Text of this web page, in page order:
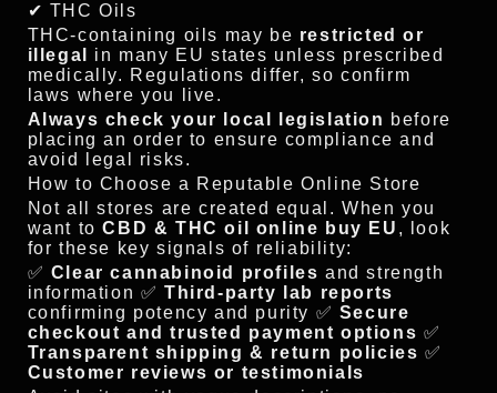
✔ THC Oils
THC-containing oils may be restricted or
illegal
in many EU states unless prescribed
medically. Regulations differ, so confirm
laws where you live.
Always check your local legislation before
placing an order to ensure compliance and
avoid legal risks.
How to Choose a Reputable Online Store
Not all stores are created equal. When you
want toCBD & THC oil online buy EU , look
for these key signals of reliability:
✅ Clear cannabinoid profiles and strength
information ✅ Third-party lab reports
confirming potency and purity ✅ Secure
checkout and trusted payment options ✅
Transparent shipping & return policies ✅
Customer reviews or testimonials